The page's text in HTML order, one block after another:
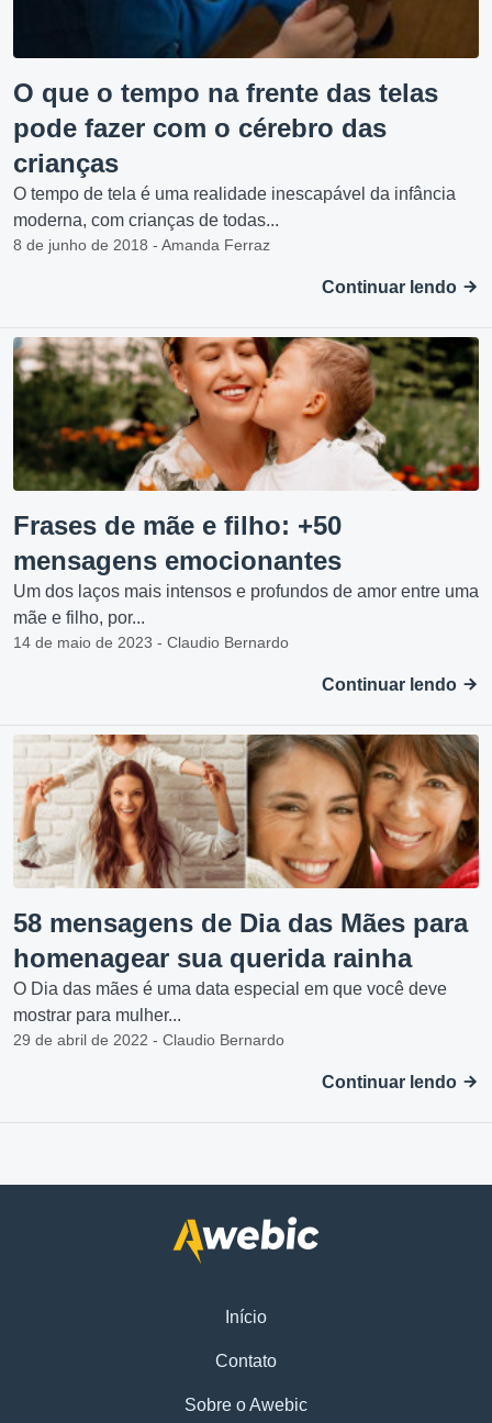
O que o tempo na frente das telas
pode fazer com o cérebro das
crianças
O tempo de tela é uma realidade inescapável da infância
moderna, com crianças de todas...
8 de junho de 2018 - Amanda Ferraz
Continuar lendo
Frases de mãe e filho: +50
mensagens emocionantes
Um dos laços mais intensos e profundos de amor entre uma
mãe e filho, por...
14 de maio de 2023 - Claudio Bernardo
Continuar lendo
58 mensagens de Dia das Mães para
homenagear sua querida rainha
O Dia das mães é uma data especial em que você deve
mostrar para mulher...
29 de abril de 2022 - Claudio Bernardo
Continuar lendo
Início
Contato
Sobre o Awebic